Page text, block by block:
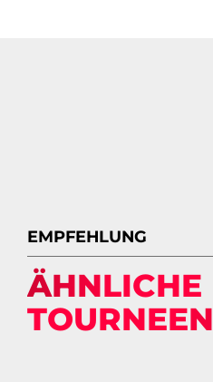
EMPFEHLUNG
ÄHNLICHE
TOURNEEN